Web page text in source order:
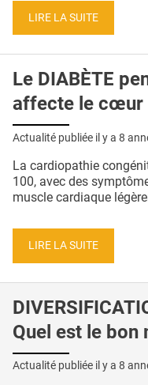
CONDITIONS GÉNÉRALES
CRÉDITS
LIRE LA SUITE
Le DIABÈTE
affecte le cœur
Actualité publiée il y a 8
La cardiopathie
100, avec des
muscle cardiaque
LIRE LA SUITE
Quel est le bon
Actualité publiée il y a 8